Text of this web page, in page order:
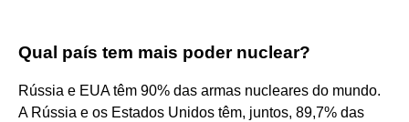
Qual país tem mais poder nuclear?
Rússia e EUA têm 90% das armas nucleares do mundo.
A Rússia e os Estados Unidos têm, juntos, 89,7% das